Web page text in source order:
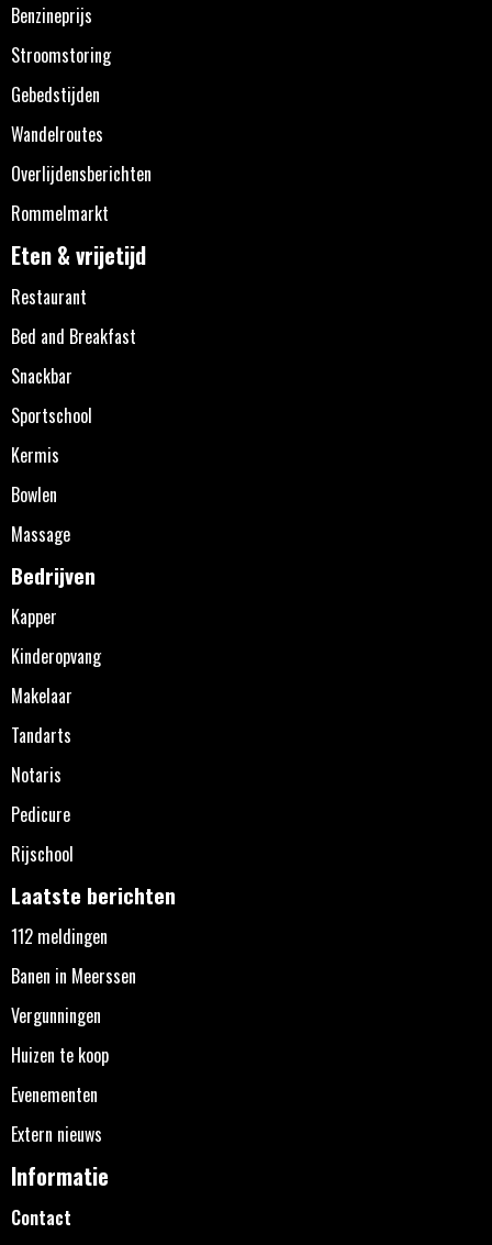
Benzineprijs
Stroomstoring
Gebedstijden
Wandelroutes
Overlijdensberichten
Rommelmarkt
Eten & vrijetijd
Restaurant
Bed and Breakfast
Snackbar
Sportschool
Kermis
Bowlen
Massage
Bedrijven
Kapper
Kinderopvang
Makelaar
Tandarts
Notaris
Pedicure
Rijschool
Laatste berichten
112 meldingen
Banen in Meerssen
Vergunningen
Huizen te koop
Evenementen
Extern nieuws
Informatie
Contact